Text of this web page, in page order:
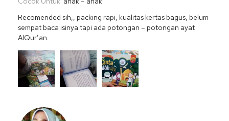
Recomended sih,, packing rapi, kualitas kertas bagus, belum
sempat baca isinya tapi ada potongan – potongan ayat
AlQur’an.